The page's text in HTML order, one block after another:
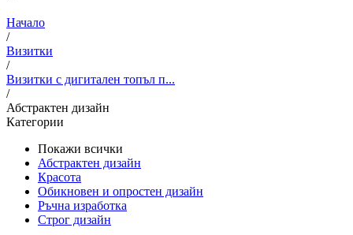
Начало
/
Визитки
/
Визитки с дигитален топъл п...
/
Абстрактен дизайн
Категории
Покажи всички
Абстрактен дизайн
Красота
Обикновен и опростен дизайн
Ръчна изработка
Строг дизайн